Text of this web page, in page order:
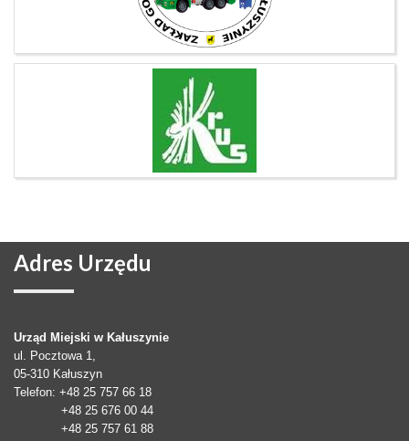
Adres Urzędu
Urząd Miejski w Kałuszynie
ul. Pocztowa 1,
05-310 Kałuszyn
Telefon: +48 25 757 66 18
+48 25 676 00 44
+48 25 757 61 88